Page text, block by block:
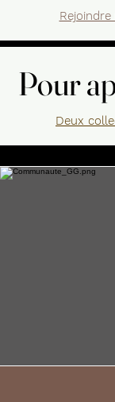
Pour
Pour
Deux